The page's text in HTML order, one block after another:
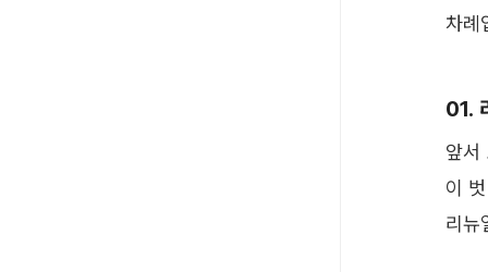
차례
01.
앞서
이
리뉴